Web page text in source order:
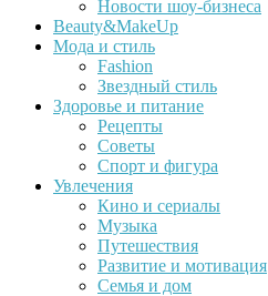
Новости шоу-бизнеса
Beauty&MakeUp
Мода и стиль
Fashion
Звездный стиль
Здоровье и питание
Рецепты
Советы
Спорт и фигура
Увлечения
Кино и сериалы
Музыка
Путешествия
Развитие и мотивация
Семья и дом